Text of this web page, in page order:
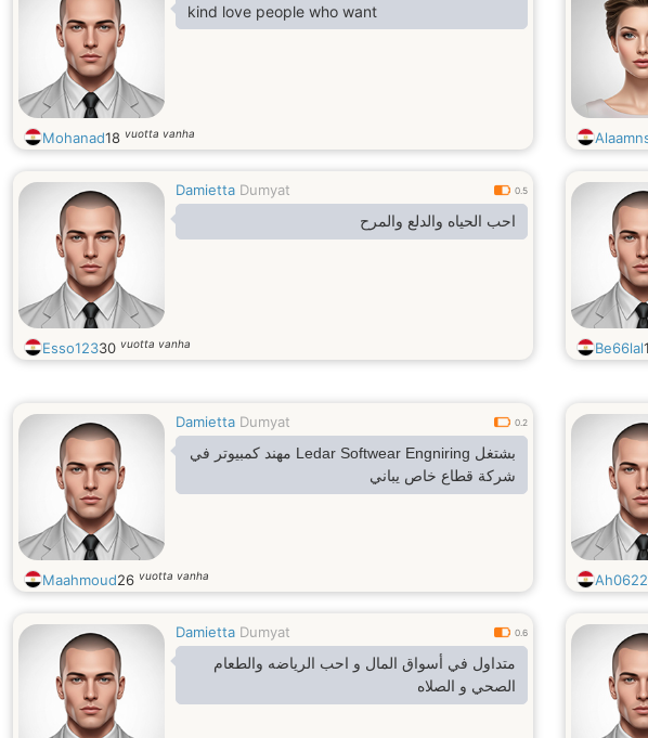
kind love people who want
Mohanad18 vuotta vanha
Damietta Dumyat 0.5
احب الحياه والدلع والمرح
Esso12330 vuotta vanha Be66lal
Damietta Dumyat 0.2
بشتغل Ledar Softwear Engniring مهند كمبيوتر في
شركة قطاع خاص يباني
Maahmoud26 vuotta vanha
Damietta Dumyat 0.6
متداول في أسواق المال و احب الرياضه والطعام
الصحي و الصلاه